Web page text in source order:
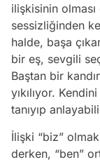
ilişkisinin
sessizliğinden
halde, başa
bir eş, sevgili
Baştan bir
yıkılıyor.
tanıyıp
İlişki “biz”
derken, “ben”